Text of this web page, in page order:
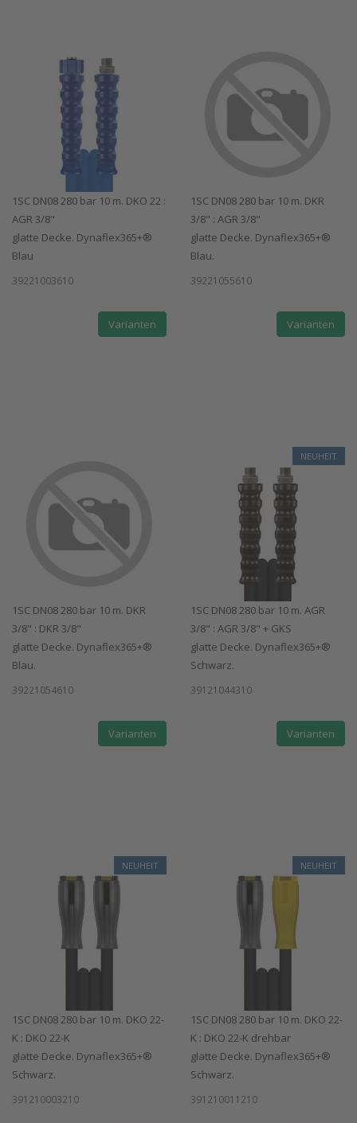
1SC DN08 280 bar 10 m. DKO 22 :
AGR 3/8"
glatte Decke. Dynaflex365+®
Blau
39221003610
Varianten
1SC DN08 280 bar 10 m. DKR
3/8" : AGR 3/8"
glatte Decke. Dynaflex365+®
Blau.
39221055610
Varianten
1SC DN08 280 bar 10 m. DKR
3/8" : DKR 3/8"
glatte Decke. Dynaflex365+®
Blau.
39221054610
Varianten
NEUHEIT
1SC DN08 280 bar 10 m. AGR
3/8" : AGR 3/8" + GKS
glatte Decke. Dynaflex365+®
Schwarz.
39121044310
Varianten
NEUHEIT
1SC DN08 280 bar 10 m. DKO 22-
K : DKO 22-K
glatte Decke. Dynaflex365+®
Schwarz.
391210003210
NEUHEIT
1SC DN08 280 bar 10 m. DKO 22-
K : DKO 22-K drehbar
glatte Decke. Dynaflex365+®
Schwarz.
391210011210